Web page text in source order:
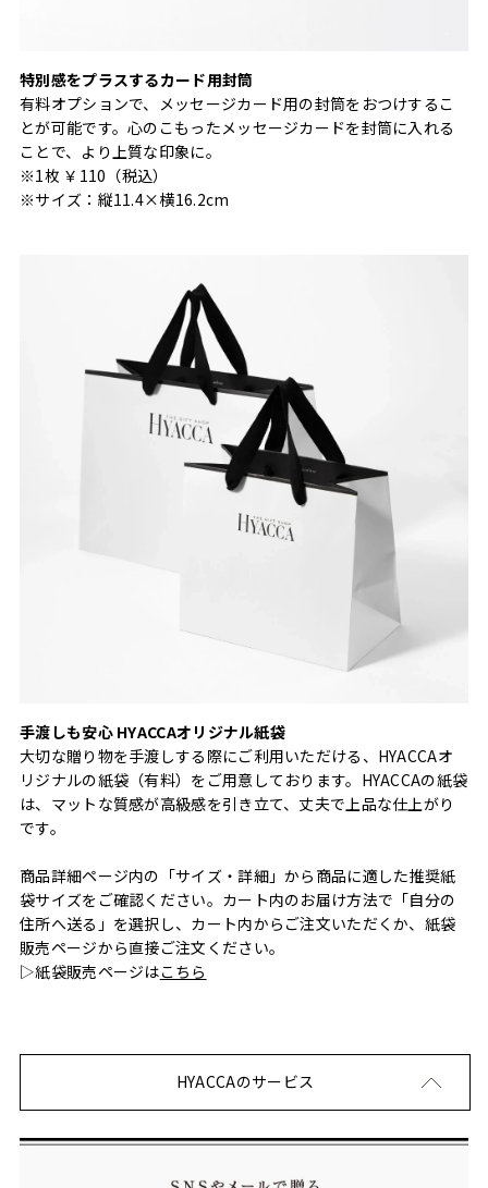
特別感をプラスするカード用封筒
有料オプションで、メッセージカード用の封筒をおつけするこ
とが可能です。心のこもったメッセージカードを封筒に入れる
ことで、より上質な印象に。
※1枚 ￥110（税込）
※サイズ：縦11.4×横16.2cm
手渡しも安心 HYACCAオリジナル紙袋
大切な贈り物を手渡しする際にご利用いただける、HYACCAオ
リジナルの紙袋（有料）をご用意しております。HYACCAの紙袋
は、マットな質感が高級感を引き立て、丈夫で上品な仕上がり
です。
商品詳細ページ内の「サイズ・詳細」から商品に適した推奨紙
袋サイズをご確認ください。カート内のお届け方法で「自分の
住所へ送る」を選択し、カート内からご注文いただくか、紙袋
販売ページから直接ご注文ください。
▷紙袋販売ページはこちら
HYACCAのサービス